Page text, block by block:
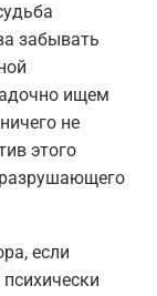
забывать
ищем
не
этого
разрушающего
если